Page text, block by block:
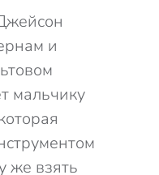
и
мальчику
же взять